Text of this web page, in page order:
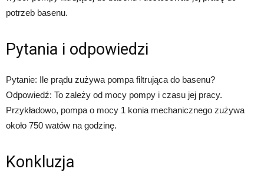
potrzeb basenu.
Pytania i odpowiedzi
Pytanie: Ile prądu zużywa pompa filtrująca do basenu?
Odpowiedź: To zależy od mocy pompy i czasu jej pracy.
Przykładowo, pompa o mocy 1 konia mechanicznego zużywa
około 750 watów na godzinę.
Konkluzja